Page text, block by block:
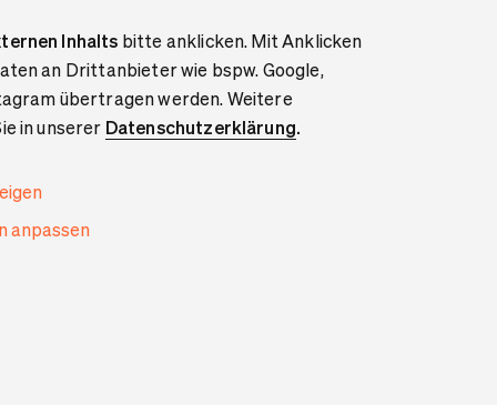
Inhalts bitte anklicken. Mit Anklicken
an Drittanbieter wie bspw. Google,
übertragen werden. Weitere
in unserer Datenschutzerklärung.
anpassen